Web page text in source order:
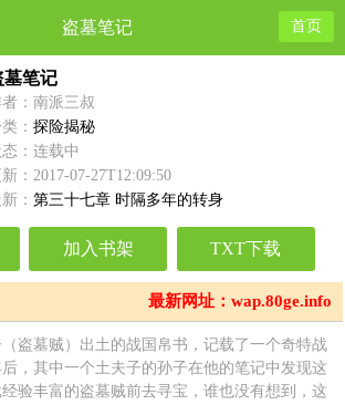
盗墓笔记 首页
墓笔记
：南派三叔
：探险揭秘
：连载中
新：2017-07-27T12:09:50
：第三十七章 时隔多年的转身
加入书架 TXT下载
最新网址：wap.80ge.info
盗墓贼）出土的战国帛书，记载了一个奇特战
，其中一个土夫子的孙子在他的笔记中发现这
验丰富的盗墓贼前去寻宝，谁也没有想到，这